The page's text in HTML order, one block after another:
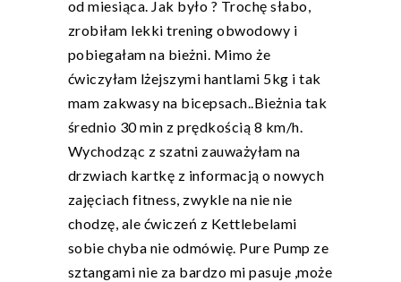
od miesiąca. Jak było ? Trochę słabo,
zrobiłam lekki trening obwodowy i
pobiegałam na bieżni. Mimo że
ćwiczyłam lżejszymi hantlami 5kg i tak
mam zakwasy na bicepsach..Bieżnia tak
średnio 30 min z prędkością 8 km/h.
Wychodząc z szatni zauważyłam na
drzwiach kartkę z informacją o nowych
zajęciach fitness, zwykle na nie nie
chodzę, ale ćwiczeń z Kettlebelami
sobie chyba nie odmówię. Pure Pump ze
sztangami nie za bardzo mi pasuje ,może